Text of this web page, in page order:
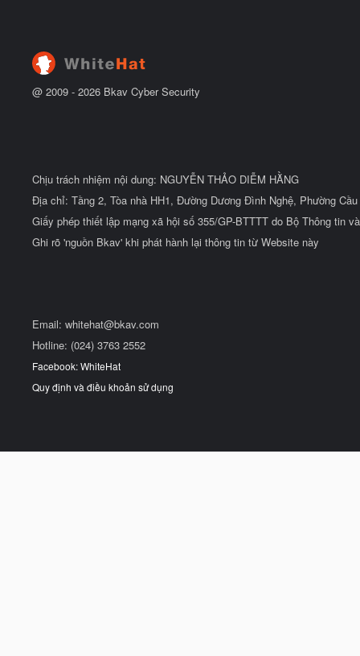
@ 2009 - 2026 Bkav Cyber Security
Chịu trách nhiệm nội dung: NGUYỄN THẢO DIỄM HẰNG
Địa chỉ: Tầng 2, Tòa nhà HH1, Đường Dương Đình Nghệ, Phường
Giấy phép thiết lập mạng xã hội số 355/GP-BTTTT do Bộ Thông tin
Ghi rõ 'nguồn Bkav' khi phát hành lại thông tin từ Website này
Email: whitehat@bkav.com
Hotline: (024) 3763 2552
Facebook: WhiteHat
Quy định và điều khoản sử dụng